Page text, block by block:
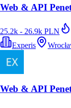
Web & API
25.2k - 26.9k PLN
Experis
Web & API